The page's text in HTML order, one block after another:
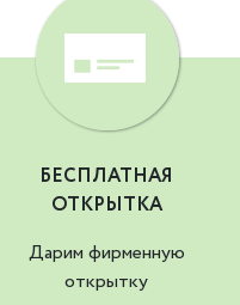
БЕСПЛАТНАЯ
ОТКРЫТКА
Дарим фирменную
открытку